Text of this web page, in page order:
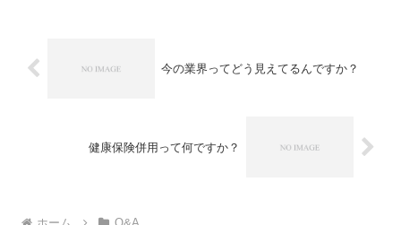
今の業界ってどう見えてるんですか？
健康保険併用って何ですか？